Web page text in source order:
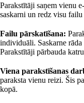
Parakstītāji saņem vienu
saskarni un redz visu
Failu pārskatīšana:
individuāli. Saskarne
Parakstītāji pārbauda
Viena parakstīšanas
paraksta vienu reizi. Šis
kopā.